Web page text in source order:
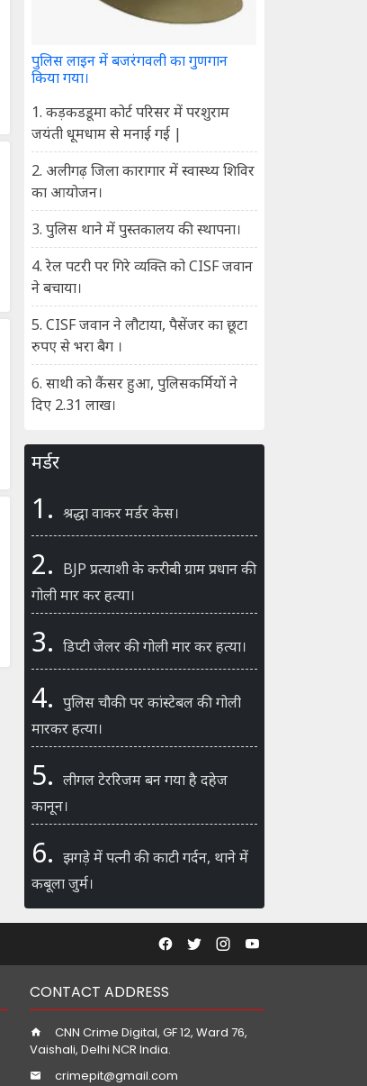
पुलिस लाइन में बजरंगवली का गुणगान
किया गया।
1. कड़कडडूमा कोर्ट परिसर में परशुराम
जयंती धूमधाम से मनाई गई |
2. अलीगढ़ जिला कारागार में स्वास्थ्य शिविर
का आयोजन।
3. पुलिस थाने में पुस्तकालय की स्थापना।
4. रेल पटरी पर गिरे व्यक्ति को CISF जवान
ने बचाया।
5. CISF जवान ने लौटाया, पैसेंजर का छूटा
रुपए से भरा बैग ।
6. साथी को कैंसर हुआ, पुलिसकर्मियों ने
दिए 2.31 लाख।
मर्डर
1. श्रद्धा वाकर मर्डर केस।
2. BJP प्रत्याशी के करीबी ग्राम प्रधान की
गोली मार कर हत्या।
3. डिप्टी जेलर की गोली मार कर हत्या।
4. पुलिस चौकी पर कांस्टेबल की गोली
मारकर हत्या।
5. लीगल टेररिजम बन गया है दहेज
कानून।
6. झगड़े में पत्नी की काटी गर्दन, थाने में
कबूला जुर्म।
CONTACT ADDRESS
CNN Crime Digital, GF 12, Ward 76,
Vaishali, Delhi NCR India.
crimepit@gmail.com